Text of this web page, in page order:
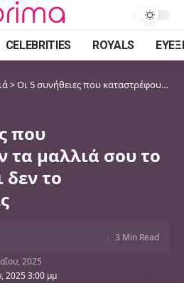
CELEBRITIES ROYALS
>Οι 5 συνήθειες που καταστρέφουν τα μαλλιά σου το καλοκαίρι και δεν το καταλαβαίνεις
που
τα μαλλιά σου το
δεν το
2025 3:00 μμ
2025
3 Min Read